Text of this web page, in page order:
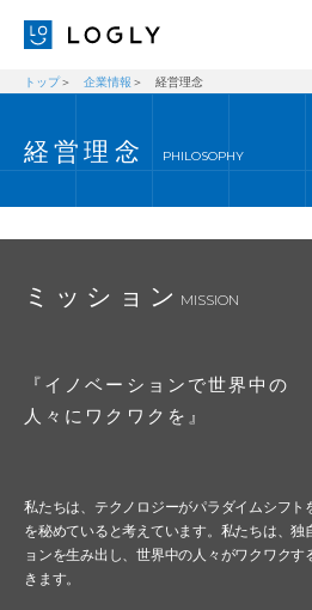
経営理念
採用情報
お問い合わせ
トップ 企業情報 経営理念
経営理念 PHILOSOPHY
ミッション MISSION
『イノベーションで世界中の
人々にワクワクを』
私たちは、テクノロジーがパラダイムシフト
を秘めていると考えています。私たちは、
ョンを生み出し、世界中の人々がワクワク
きます。